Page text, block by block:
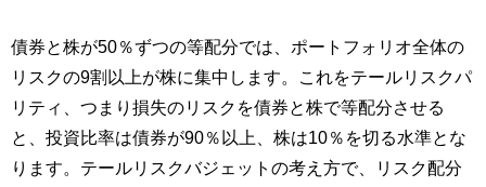
債券と株が50％ずつの等配分では、ポートフォリオ全体の
リスクの9割以上が株に集中します。これをテールリスクパ
リティ、つまり損失のリスクを債券と株で等配分させる
と、投資比率は債券が90％以上、株は10％を切る水準とな
ります。テールリスクバジェットの考え方で、リスク配分